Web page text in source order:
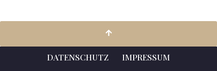
DATENSCHUTZ IMPRESSUM